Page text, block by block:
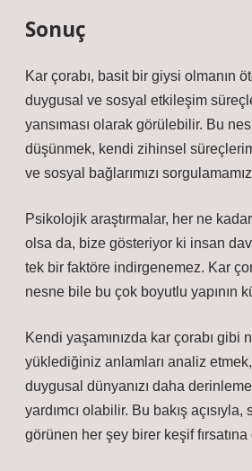
Sonuç
Kar çorabı, basit bir giysi olmanın
duygusal ve sosyal etkileşim
yansıması olarak görülebilir. Bu
düşünmek, kendi zihinsel
ve sosyal bağlarımızı
Psikolojik araştırmalar, her ne
olsa da, bize gösteriyor ki insan
tek bir faktöre indirgenemez. Kar
nesne bile bu çok boyutlu yapının
Kendi yaşamınızda kar çorabı gibi
yüklediğiniz anlamları analiz
duygusal dünyanızı daha
yardımcı olabilir. Bu bakış açısıyla,
görünen her şey birer keşif